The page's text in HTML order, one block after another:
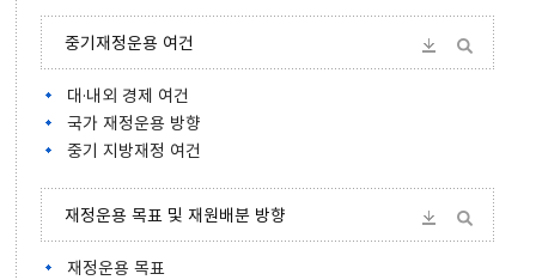
중기재정운용 여건
대·내외 경제 여건
국가 재정운용 방향
중기 지방재정 여건
재정운용 목표 및 재원배분 방향
재정운용 목표